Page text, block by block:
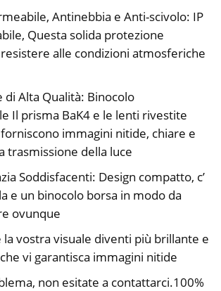
Antinebbia e Anti-scivolo: IP
Questa solida protezione
alle condizioni atmosferiche
di Alta Qualità: Binocolo
Il prisma BaK4 e le lenti rivestite
immagini nitide, chiare e
trasmissione della luce
Soddisfacenti: Design compatto, c’
e un binocolo borsa in modo da
ovunque
la vostra visuale diventi più brillante e
vi garantisca immagini nitide
non esitate a contattarci.100%